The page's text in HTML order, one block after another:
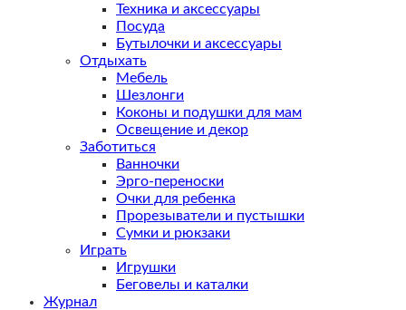
Техника и аксессуары
Посуда
Бутылочки и аксессуары
Отдыхать
Мебель
Шезлонги
Коконы и подушки для мам
Освещение и декор
Заботиться
Ванночки
Эрго-переноски
Очки для ребенка
Прорезыватели и пустышки
Сумки и рюкзаки
Играть
Игрушки
Беговелы и каталки
Журнал